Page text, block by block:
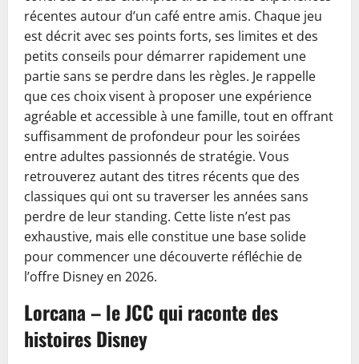
récentes autour d’un café entre amis. Chaque jeu
est décrit avec ses points forts, ses limites et des
petits conseils pour démarrer rapidement une
partie sans se perdre dans les règles. Je rappelle
que ces choix visent à proposer une expérience
agréable et accessible à une famille, tout en offrant
suffisamment de profondeur pour les soirées
entre adultes passionnés de stratégie. Vous
retrouverez autant des titres récents que des
classiques qui ont su traverser les années sans
perdre de leur standing. Cette liste n’est pas
exhaustive, mais elle constitue une base solide
pour commencer une découverte réfléchie de
l’offre Disney en 2026.
Lorcana – le JCC qui raconte des
histoires Disney